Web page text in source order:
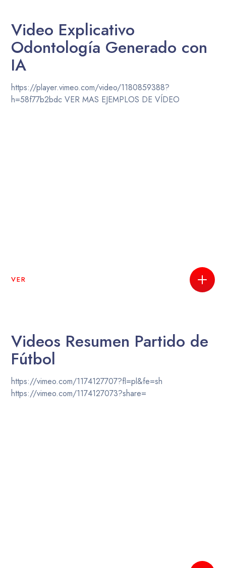
Video Explicativo
Odontología Generado con
IA
https://player.vimeo.com/video/1180859388?
h=58f77b2bdc VER MAS EJEMPLOS DE VÍDEO
VER
Videos Resumen Partido de
Fútbol
https://vimeo.com/1174127707?fl=pl&fe=sh
https://vimeo.com/1174127073?share=